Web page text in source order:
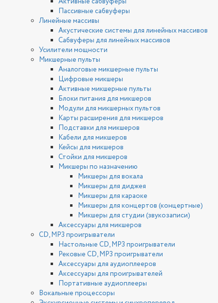
Пассивные сабвуферы
Линейные массивы
Акустические системы для линейных массивов
Сабвуферы для линейных массивов
Усилители мощности
Микшерные пульты
Аналоговые микшерные пульты
Цифровые микшеры
Активные микшерные пульты
Блоки питания для микшеров
Модули для микшерных пультов
Карты расширения для микшеров
Подставки для микшеров
Кабели для микшеров
Кейсы для микшеров
Стойки для микшеров
Микшеры по назначению
Микшеры для вокала
Микшеры для диджея
Микшеры для караоке
Микшеры для концертов (концертные)
Микшеры для студии (звукозаписи)
Аксессуары для микшеров
CD, MP3 проигрыватели
Настольные CD, MP3 проигрыватели
Рековые CD, MP3 проигрыватели
Аксессуары для аудиоплееров
Аксессуары для проигрывателей
Портативные аудиоплееры
Вокальные процессоры